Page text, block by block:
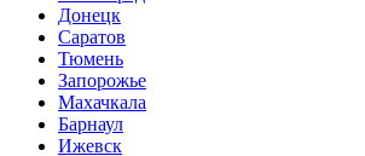
Донецк
Саратов
Тюмень
Запорожье
Махачкала
Барнаул
Ижевск